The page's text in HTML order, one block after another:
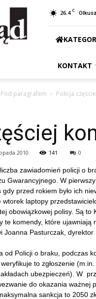
26.4 C Olkusz
KONTAKT
Pod paragrafem Policja
2010 141 0
zawiadomień policji o
Gwarancyjnego. W
przed rokiem było ich
wtorek laptopy
obowiązkowej polisy. Są to
te komendy, które
Pasturczak, dyrektor
od Policji o braku, podczas
to zgłoszenie
ubezpieczeń). W
do okazania ważnej
sankcja to 2050